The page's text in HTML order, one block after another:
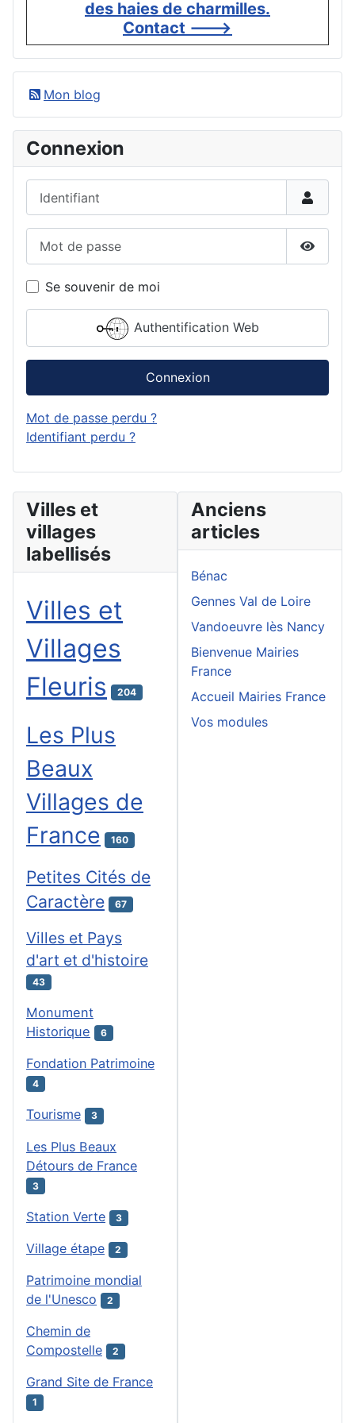
des haies de charmilles.
Contact --->
Mon blog
Connexion
Se souvenir de moi
Authentification Web
Connexion
Mot de passe perdu ?
Identifiant perdu ?
Villes et
villages
labellisés
Villes et
Villages
Fleuris
204
Les Plus
Beaux
Villages de
France
160
Petites Cités de
Caractère
67
Villes et Pays
d'art et d'histoire
43
Monument
Historique
6
Fondation Patrimoine
4
Tourisme 3
Les Plus Beaux
Détours de France
3
Station Verte 3
Village étape 2
Patrimoine mondial
de l'Unesco
2
Chemin de
Compostelle
2
Grand Site de France
1
Anciens
articles
Bénac
Gennes Val de Loire
Vandoeuvre lès Nancy
Bienvenue Mairies
France
Accueil Mairies France
Vos modules